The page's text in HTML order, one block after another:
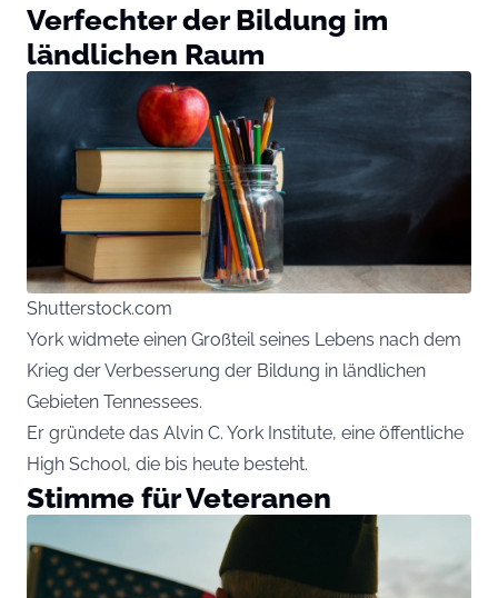
Verfechter der Bildung im
ländlichen Raum
Shutterstock.com
York widmete einen Großteil seines Lebens nach dem
Krieg der Verbesserung der Bildung in ländlichen
Gebieten Tennessees.
Er gründete das Alvin C. York Institute, eine öffentliche
High School, die bis heute besteht.
Stimme für Veteranen